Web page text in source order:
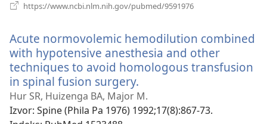
https://www.ncbi.nlm.nih.gov/pubmed/9591976
prozor)
Acute normovolemic hemodilution combined
with hypotensive anesthesia and other
techniques to avoid homologous transfusion
in spinal fusion surgery.
se
novi
Hur SR, Huizenga BA, Major M.
Izvor‎: Spine (Phila Pa 1976) 1992;17(8):867-73.